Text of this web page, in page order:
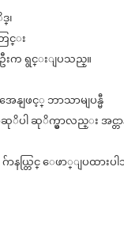
၊
ြင္း
းက ရွင္းျပသည္။
ျဖင့္ ဘာသာမျပန္မီ
ဆုိက္မွာလည္း အင္တာန
နယ္တြင္ ေဖာ္ျပထားပ